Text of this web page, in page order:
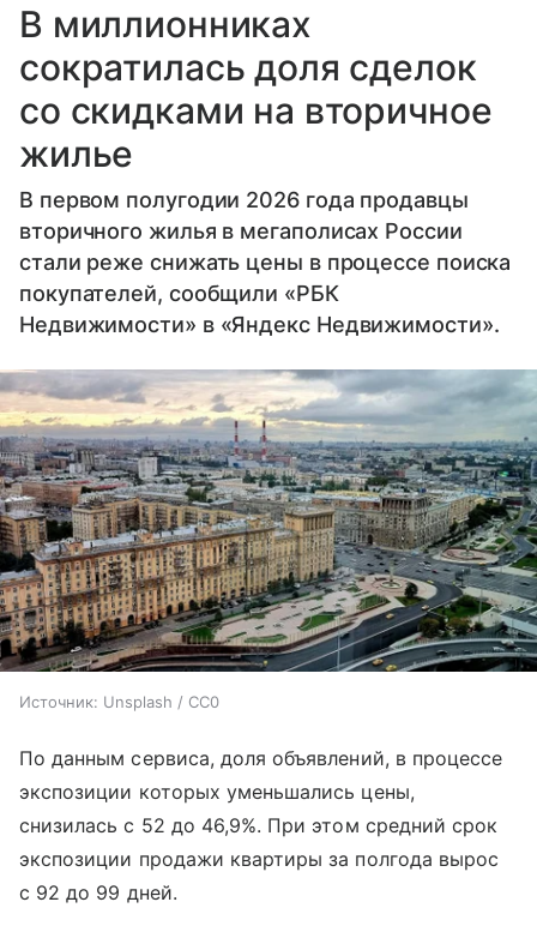
В миллионниках
сократилась доля сделок
со скидками на вторичное
жилье
В первом полугодии 2026 года продавцы
вторичного жилья в мегаполисах России
стали реже снижать цены в процессе поиска
покупателей, сообщили «РБК
Недвижимости» в «Яндекс Недвижимости».
Источник: Unsplash / CC0
По данным сервиса, доля объявлений, в процессе
экспозиции которых уменьшались цены,
снизилась с 52 до 46,9%. При этом средний срок
экспозиции продажи квартиры за полгода вырос
с 92 до 99 дней.